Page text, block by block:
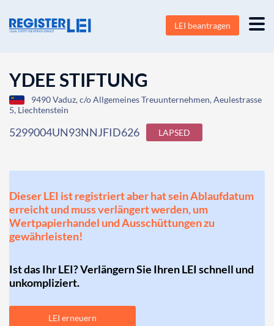
LEI beantragen
YDEE STIFTUNG
9490 Vaduz, c/o Allgemeines Treuunternehmen, Aeulestrasse
5, Liechtenstein
5299004UN93NNJFID626 LAPSED
Dieser LEI ist registriert aber hat sein Ablaufdatum
erreicht und muss verlängert werden, um
Wertpapierhandel und Ausschüttungen zu
gewährleisten!
Ist das Ihr LEI? Verlängern Sie Ihren LEI schnell und
unkompliziert.
LEI erneuern